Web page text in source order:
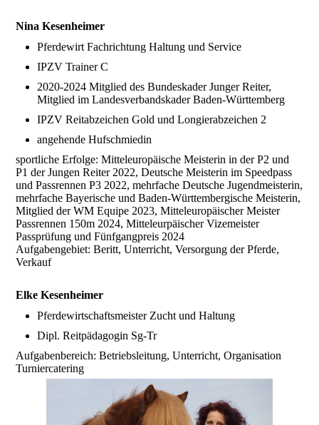
Nina Kesenheimer
Pferdewirt Fachrichtung Haltung und Service
IPZV Trainer C
2020-2024 Mitglied des Bundeskader Junger Reiter,
Mitglied im Landesverbandskader Baden-Württemberg
IPZV Reitabzeichen Gold und Longierabzeichen 2
angehende Hufschmiedin
sportliche Erfolge: Mitteleuropäische Meisterin in der P2 und
P1 der Jungen Reiter 2022, Deutsche Meisterin im Speedpass
und Passrennen P3 2022, mehrfache Deutsche Jugendmeisterin,
mehrfache Bayerische und Baden-Württembergische Meisterin,
Mitglied der WM Equipe 2023, Mitteleuropäischer Meister
Passrennen 150m 2024, Mitteleurpäischer Vizemeister
Passprüfung und Fünfgangpreis 2024
Aufgabengebiet: Beritt, Unterricht, Versorgung der Pferde,
Verkauf
Elke Kesenheimer
Pferdewirtschaftsmeister Zucht und Haltung
Dipl. Reitpädagogin Sg-Tr
Aufgabenbereich: Betriebsleitung, Unterricht, Organisation
Turniercatering